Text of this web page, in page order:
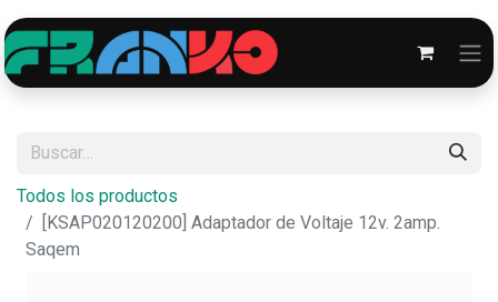
Todos los productos
[KSAP020120200] Adaptador de Voltaje 12v. 2amp.
Saqem